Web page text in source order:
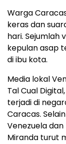
Warga
keras dan
hari.
kepulan asap
di ibu kota.
Media lokal
Tal Cual
terjadi di
Caracas.
Venezuela
Miranda turut